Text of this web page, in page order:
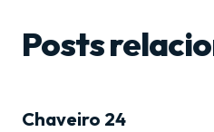
Posts
Chaveiro 24